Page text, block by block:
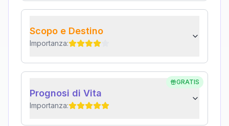
Scopo e Destino
Importanza:
GRATIS
Prognosi di Vita
Importanza: